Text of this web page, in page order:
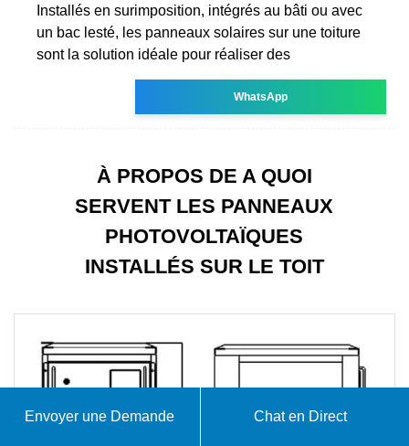
Installés en surimposition, intégrés au bâti ou avec
un bac lesté, les panneaux solaires sur une toiture
sont la solution idéale pour réaliser des
WhatsApp
À PROPOS DE A QUOI
SERVENT LES PANNEAUX
PHOTOVOLTAÏQUES
INSTALLÉS SUR LE TOIT
Envoyer une Demande Chat en Direct